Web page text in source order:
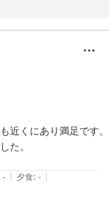
でした。また、工事
をおかけいたしまし
現在工事を進めてお
一層配慮し、お客様
でございますが、新
お迎えできる日を
ださり、誠にありが
近くにあり満足です。
た。
- | 夕食: - |